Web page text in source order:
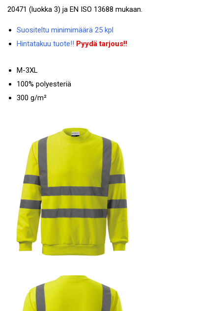
20471 (luokka 3) ja EN ISO 13688 mukaan.
Suositeltu minimimäärä 25 kpl
Hintatakuu tuote!! Pyydä tarjous!!
M-3XL
100% polyesteriä
300 g/m²